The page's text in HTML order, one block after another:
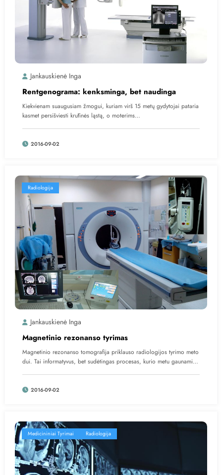
Jankauskienė Inga
Rentgenograma: kenksminga, bet naudinga
Kiekvienam suaugusiam žmogui, kuriam virš 15 metų gydytojai pataria
kasmet persišviesti krūtinės ląstą, o moterims…
2016-09-02
Radiologija
Jankauskienė Inga
Magnetinio rezonanso tyrimas
Magnetinio rezonanso tomografija priklauso radiologijos tyrimo meto
dui. Tai informatyvus, bet sudėtingas procesas, kurio metu gaunami…
2016-09-02
Medicininiai Tyrimai Radiologija